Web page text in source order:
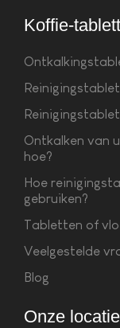
Koffie-
Ontkalken van
hoe?
Hoe
gebruiken?
Tabletten of
Veelgestelde
Blog
Onze locatie